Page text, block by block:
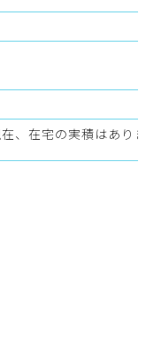
、在宅の実積はあり